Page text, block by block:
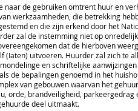
naar de gebruiken omtrent huur en
werkzaamheden, die betrekking
en die zijn erkend door het
zal de instemming niet op
dat de hierboven
uitvoeren. Huurder zal zich te
en schriftelijke
de bepalingen genoemd in het
van gebouwen waarvan het
orde, brandveiligheid, parkeergedrag
deel uitmaakt.